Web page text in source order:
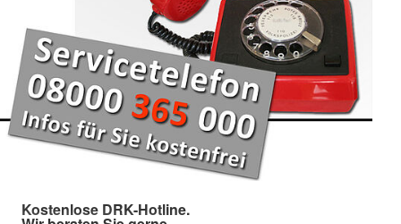
Kostenlose DRK-Hotline.